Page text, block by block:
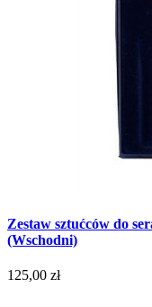
Zestaw sztućców do
(Wschodni)
125,00 zł